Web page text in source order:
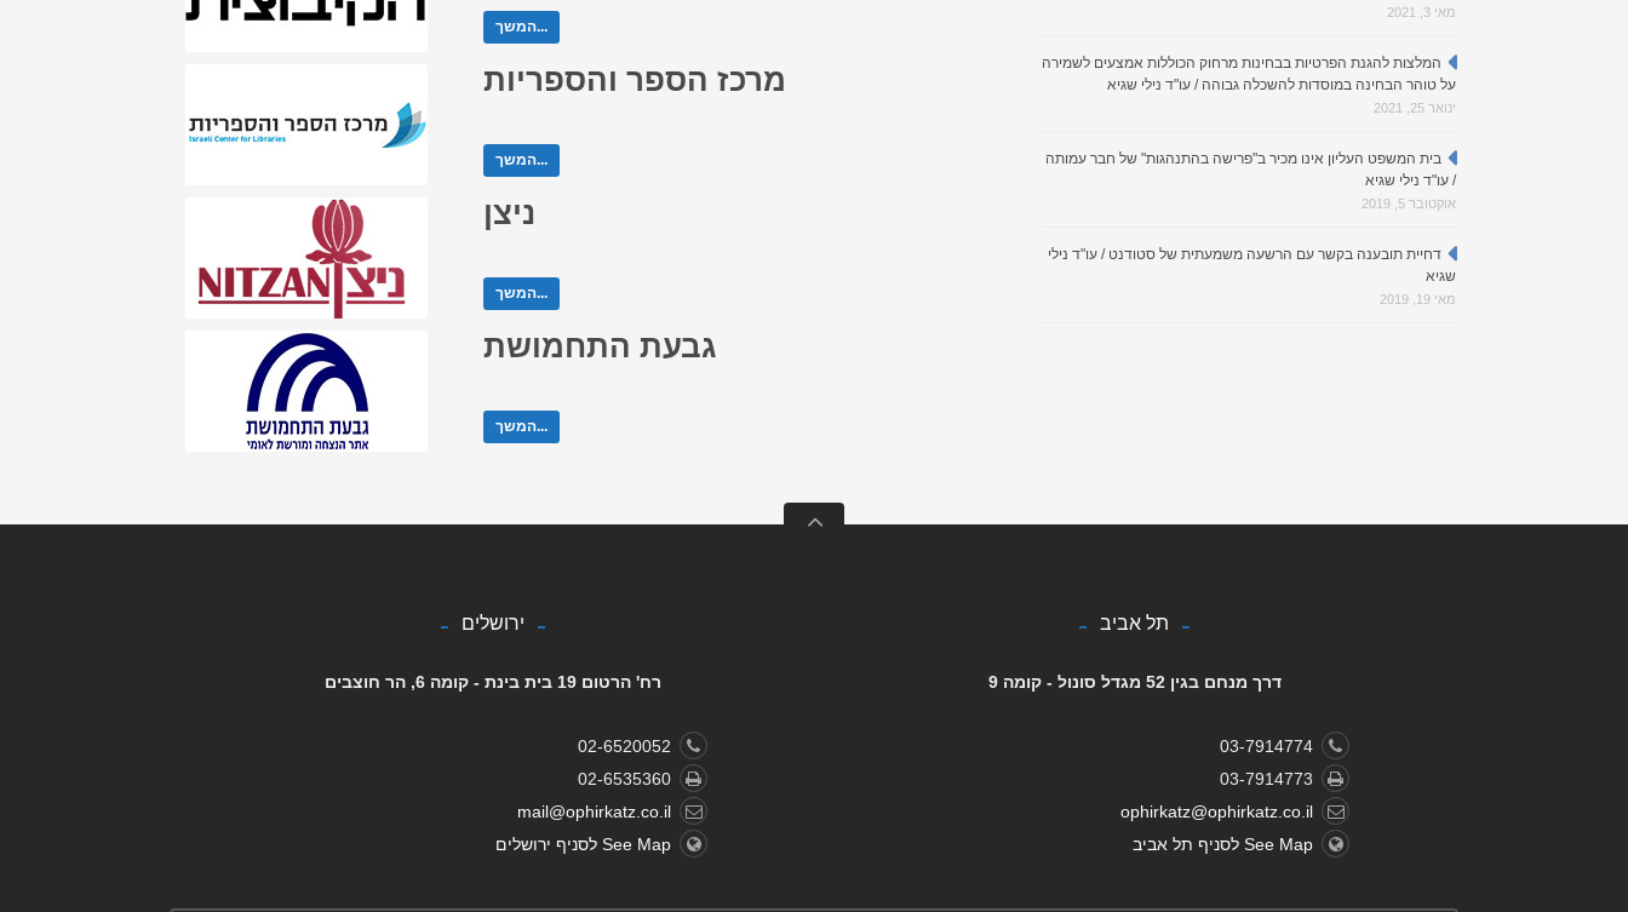
המשך...
מרכז הספר והספריות
המשך...
ניצן
המשך...
גבעת התחמושת
המשך...
מאי 3, 2021
המלצות להגנת הפרטיות בבחינות מרחוק הכוללות אמצעים לשמירה
על טוהר הבחינה במוסדות להשכלה גבוהה / עו"ד נילי שגיא
ינואר 25, 2021
בית המשפט העליון אינו מכיר ב"פרישה בהתנהגות" של חבר עמותה
/ עו"ד נילי שגיא
אוקטובר 5, 2019
דחיית תובענה בקשר עם הרשעה משמעתית של סטודנט / עו"ד נילי
שגיא
מאי 19, 2019
ירושלים
רח' הרטום 19 בית בינת - קומה 6, הר חוצבים
02-6520052
02-6535360
mail@ophirkatz.co.il
See Map לסניף ירושלים
תל אביב
דרך מנחם בגין 52 מגדל סונול - קומה 9
03-7914774
03-7914773
ophirkatz@ophirkatz.co.il
See Map לסניף תל אביב